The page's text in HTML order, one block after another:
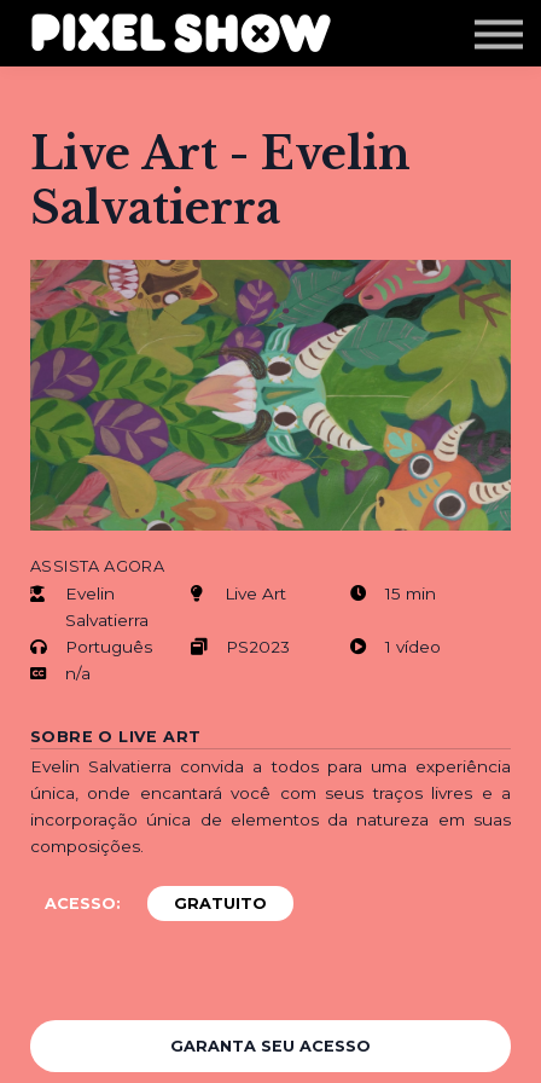
Shop
Revista Zupi
Login
Live Art - Evelin
Salvatierra
ASSISTA AGORA
Evelin
Salvatierra
Live Art 15 min
Português PS2023
1 vídeo
n/a
SOBRE O LIVE ART
Evelin Salvatierra convida a todos para uma experiência
única, onde encantará você com seus traços livres e a
incorporação única de elementos da natureza em suas
composições.
ACESSO: GRATUITO
GARANTA SEU ACESSO